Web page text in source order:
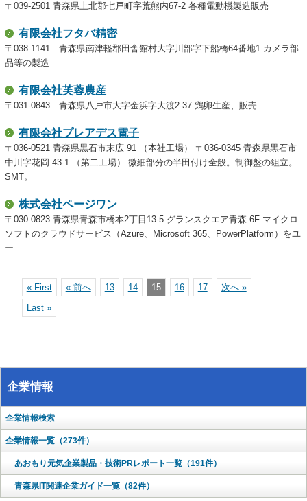
〒039-2501 青森県上北郡七戸町字荒熊内67-2 各種電動機製造販売
有限会社フタバ精密
〒038-1141 青森県南津軽郡田舎館村大字川部字下船橋64番地1 カメラ部
品等の製造
有限会社芙蓉農産
〒031-0843 青森県八戸市大字金浜字大渡2-37 鶏卵生産、販売
有限会社プレアデス電子
〒036-0521 青森県黒石市末広 91 （本社工場） 〒036-0345 青森県黒石市
中川字花岡 43-1 （第二工場） 微細部分の半田付け全般。制御盤の組立。
SMT。
株式会社ページワン
〒030-0823 青森県青森市橋本2丁目13-5 グランスクエア青森 6F マイクロ
ソフトのクラウドサービス（Azure、Microsoft 365、PowerPlatform）をユ
ー...
« First « 前へ 13 14 15 16 17
次へ »
Last »
企業情報
企業情報検索
企業情報一覧（273件）
あおもり元気企業製品・技術PRレポート一覧（191件）
青森県IT関連企業ガイド一覧（82件）